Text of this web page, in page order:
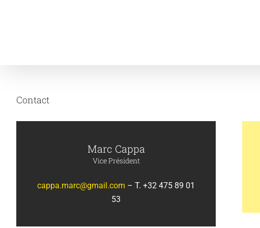
Contact
Marc Cappa
Vice Président
cappa.marc@gmail.com – T. +32 475 89 01
53